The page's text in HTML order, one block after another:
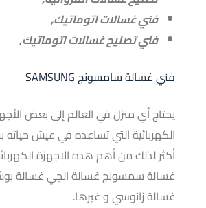
فني غسالات اتوماتيك,
فني تصليح غسالات اتوماتيك,
فني غسالة سامسونج SAMSUNG
يحتاج أي منزل في العالم إلى بعض
الكهربائية التي تساعده في عيش حياته
أكثر لذلك من أهم هذه الاجهزة
غسالة سمسونج غسالة الجي غسالة
غسالة زانوسي و غيرها.